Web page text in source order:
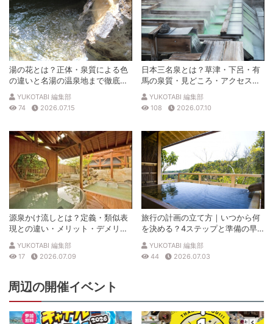
湯の花とは？正体・泉質による色
の違いと名湯の温泉地まで徹底解
説
YUKOTABI 編集部
74
2026.07.15
日本三名泉とは？草津・下呂・有
馬の泉質・見どころ・アクセスを
徹底解説
YUKOTABI 編集部
108
2026.07.10
源泉かけ流しとは？定義・類似表
現との違い・メリット・デメリッ
トを解説
YUKOTABI 編集部
17
2026.07.09
旅行の計画の立て方｜いつから何
を決める？4ステップと準備の早
見表
YUKOTABI 編集部
44
2026.07.03
周辺の開催イベント